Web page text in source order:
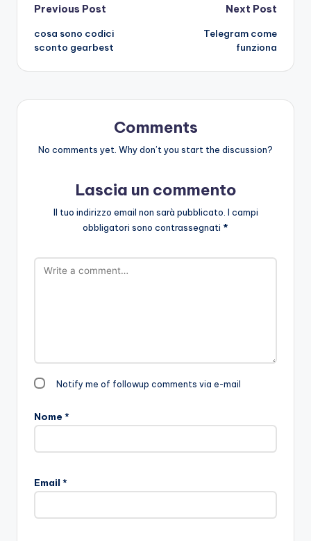
Post
navigation
Previous Post
cosa sono codici
sconto gearbest
Next Post
Telegram come
funziona
Comments
No comments yet. Why don’t you start the discussion?
Lascia un commento
Il tuo indirizzo email non sarà pubblicato. I campi
obbligatori sono contrassegnati *
Notify me of followup comments via e-mail
Nome *
Email *